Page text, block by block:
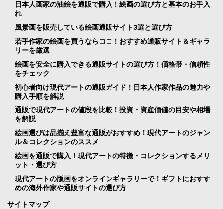
日本人画家の油絵を通販で購入！絵画の選び方と基本のお手入
れ
風景画を販売している絵画通販サイト3選と選び方
若手作家の絵画を買うならココ！おすすめ通販サイト＆ギャラ
リーを厳選
絵画を安全に購入できる通販サイトの選び方！価格帯・信頼性
をチェック
初心者向け現代アートの通販ガイド！日本人作家作品の魅力や
購入手順を解説
通販で現代アートの値段を比較！投資・資産価値の目安や相場
を解説
絵画選びは品揃え豊富な通販がおすすめ！現代アートのジャン
ル＆コレクションのススメ
絵画を通販で購入！現代アートの特徴・コレクションするメリ
ット・選び方
現代アートの版画をオンラインギャラリーで！ギフトにおすす
めの海外作家や通販サイトの選び方
サイトマップ